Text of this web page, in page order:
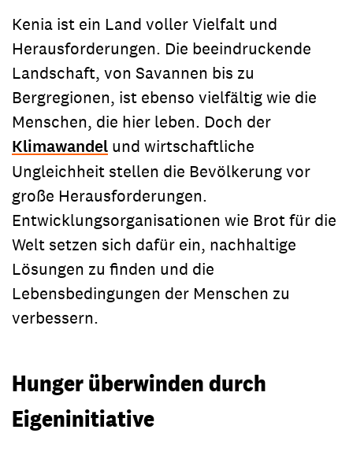
Kenia ist ein Land voller Vielfalt und
Herausforderungen. Die beeindruckende
Landschaft, von Savannen bis zu
Bergregionen, ist ebenso vielfältig wie die
Menschen, die hier leben. Doch der
Klimawandel und wirtschaftliche
Ungleichheit stellen die Bevölkerung vor
große Herausforderungen.
Entwicklungsorganisationen wie Brot für die
Welt setzen sich dafür ein, nachhaltige
Lösungen zu finden und die
Lebensbedingungen der Menschen zu
verbessern.
Hunger überwinden durch
Eigeninitiative